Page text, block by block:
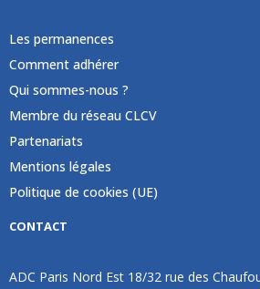
Les permanences
Comment adhérer
Qui sommes-nous ?
Membre du réseau CLCV
Partenariats
Mentions légales
Politique de cookies (UE)
CONTACT
ADC Paris Nord Est 18/32 rue des